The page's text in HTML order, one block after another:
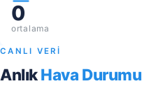
0
ortalama
CANLI VERİ
AnlıkHava Durumu